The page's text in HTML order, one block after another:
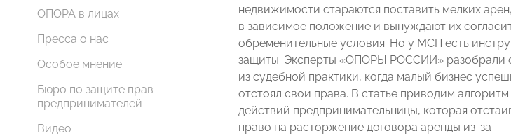
ОПОРА в лицах
Пресса о нас
Особое мнение
Бюро по защите прав
предпринимателей
Видео
недвижимости стараются поставить мелких
в зависимое положение и вынуждают их
обременительные условия. Но у МСП есть
защиты. Эксперты «ОПОРЫ РОССИИ» разобрали
из судебной практики, когда малый бизнес
отстоял свои права. В статье приводим алгоритм
действий предпринимательницы, которая
право на расторжение договора аренды из-за